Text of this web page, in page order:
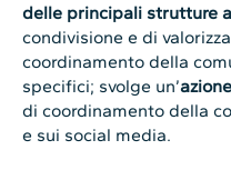
delle principali strutture
condivisione e di
coordinamento della
specifici; svolge un’
di coordinamento della
e sui social media.